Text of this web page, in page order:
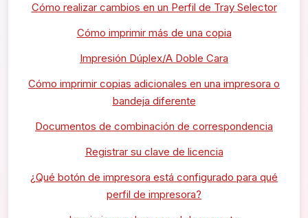
Cómo realizar cambios en un Perfil de Tray Selector
Cómo imprimir más de una copia
Impresión Dúplex/A Doble Cara
Cómo imprimir copias adicionales en una impresora o
bandeja diferente
Documentos de combinación de correspondencia
Registrar su clave de licencia
¿Qué botón de impresora está configurado para qué
perfil de impresora?